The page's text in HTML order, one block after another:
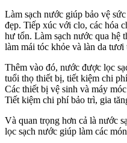
Làm sạch nước giúp bảo vệ
đẹp. Tiếp xúc với clo, các hóa
hư tổn. Làm sạch nước qua hệ
làm mái tóc khỏe và làn da tươi
Thêm vào đó, nước được lọc
tuổi thọ thiết bị, tiết kiệm chi
Các thiết bị vệ sinh và máy
Tiết kiệm chi phí bảo trì, gia
Và quan trọng hơn cả là nước
lọc sạch nước giúp làm các